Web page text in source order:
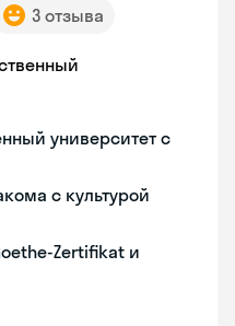
3 отзыва
университет с
с культурой
Zertifikat и